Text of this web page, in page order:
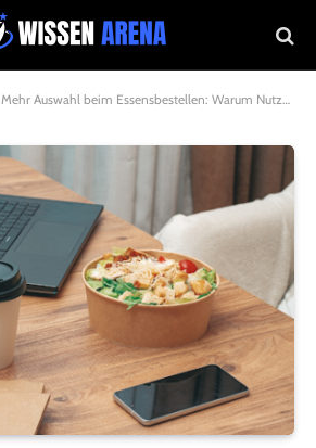
Mehr Auswahl beim Essensbestellen: Warum Nutzer heute mehrere Lieferplattformen verwenden